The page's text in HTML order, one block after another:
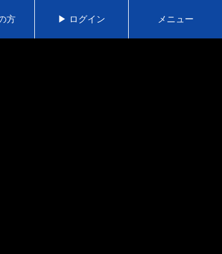
方 ▶ ログイン メニュー